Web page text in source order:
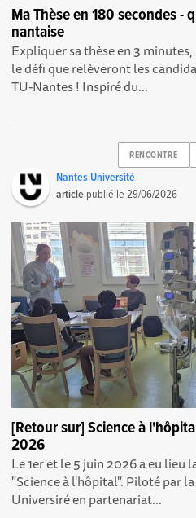
Ma Thèse en 180 secondes -
nantaise
Expliquer sa thèse en 3
le défi que relèveront les
TU-Nantes ! Inspiré du...
RENCONTRE
Nantes Université
article publié le29/06/2026
[Retour sur] Science à
2026
Le 1er et le 5 juin 2026 a eu lieu
"Science à l'hôpital". Piloté par
Universiré en partenariat...